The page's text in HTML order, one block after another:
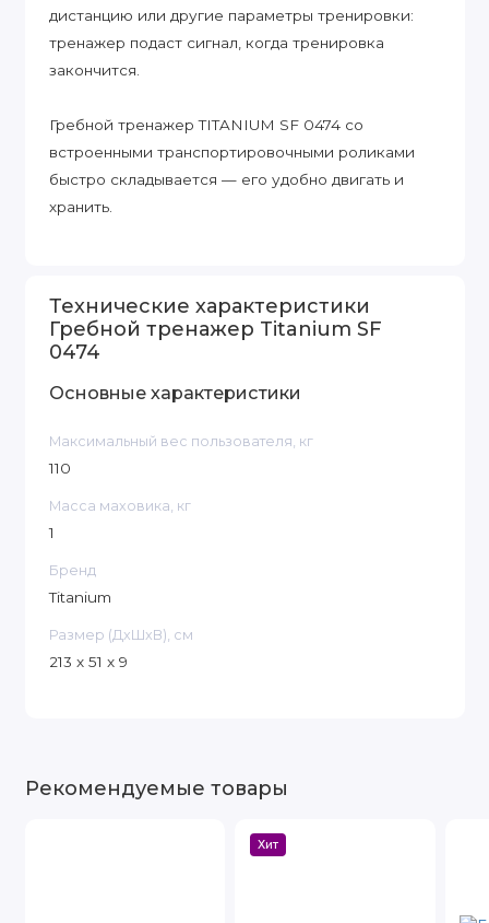
дистанцию или другие параметры тренировки:
тренажер подаст сигнал, когда тренировка
закончится.
Гребной тренажер TITANIUM SF 0474 со
встроенными транспортировочными роликами
быстро складывается — его удобно двигать и
хранить.
Технические характеристики
Гребной тренажер Titanium SF
0474
Основные характеристики
Максимальный вес пользователя, кг
110
Масса маховика, кг
1
Бренд
Titanium
Размер (ДxШxВ), см
213 x 51 x 9
Рекомендуемые товары
Хит